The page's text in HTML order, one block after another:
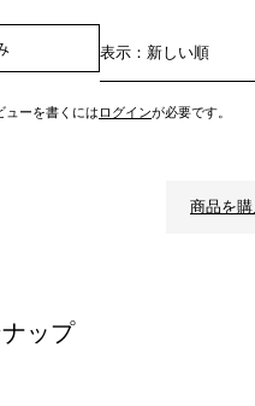
表示：新しい順
ーを書くには ログインが必要です。
商品を
ップ